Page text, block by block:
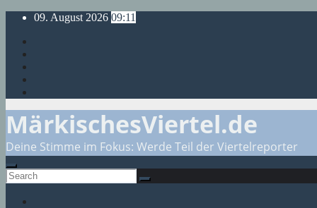
Skip
content
09. August 2026 09:11
MärkischesViertel.de
Deine Stimme im Fokus: Werde Teil der Viertelreporter